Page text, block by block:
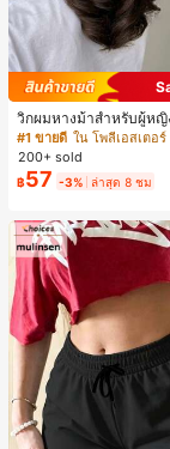
วิกผมหางม้าสำหรับผู้หญิ
ชือกรูด และลอนผมทรงลู
างม้าสั้นธรรมชาติและมีว
#1 ขายดี
200+ sold
฿57 -3% ล่าสุด 8 ชม